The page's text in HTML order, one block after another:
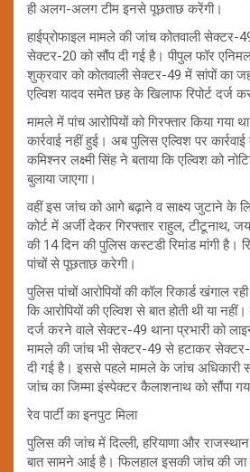
ही अलग-अलग टीम इनसे पूछताछ करेंगी।
हाईप्रोफाइल मामले की जांच कोतवाली सेक्टर-
सेक्टर-20 को सौंप दी गई है। पीपुल फॉर
शुक्रवार को कोतवाली सेक्टर-49 में सांपों का
एल्विश यादव समेत छह के खिलाफ रिपोर्ट दर्ज
मामले में पांच आरोपियों को गिरफ्तार किया गया
कार्रवाई नहीं हुई। अब पुलिस एल्विश पर
कमिश्नर लक्ष्मी सिंह ने बताया कि एल्विश को
बुलाया जाएगा।
वहीं इस जांच को आगे बढ़ाने व साक्ष्य जुटाने के
कोर्ट में अर्जी देकर गिरफ्तार राहुल, टीटूनाथ,
की 14 दिन की पुलिस कस्टडी रिमांड मांगी है।
पांचों से पूछताछ करेगी।
पुलिस पांचों आरोपियों की कॉल रिकार्ड खंगाल
कि आरोपियों की एल्विश से बात होती थी या
दर्ज करने वाले सेक्टर-49 थाना प्रभारी को
मामले की जांच भी सेक्टर-49 से हटाकर
दी गई है। इससे पहले मामले के जांच अधिकारी
जांच का जिम्मा इंस्पेक्टर कैलाशनाथ को सौंपा
रेव पार्टी का इनपुट मिला
पुलिस की जांच में दिल्ली, हरियाणा और
बात सामने आई है। फिलहाल इसकी जांच की जा